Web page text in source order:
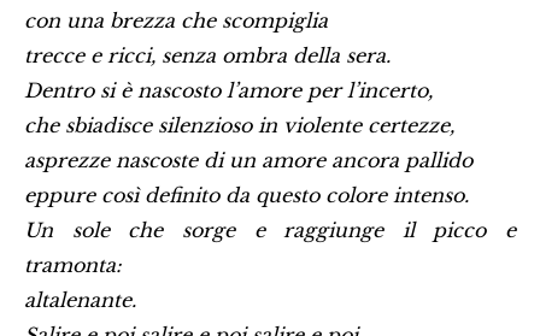
con una brezza che scompiglia
trecce e ricci, senza ombra della sera.
Dentro si è nascosto l’amore per l’incerto,
che sbiadisce silenzioso in violente certezze,
asprezze nascoste di un amore ancora pallido
eppure così definito da questo colore intenso.
Un sole che sorge e raggiunge il picco e
tramonta:
altalenante.